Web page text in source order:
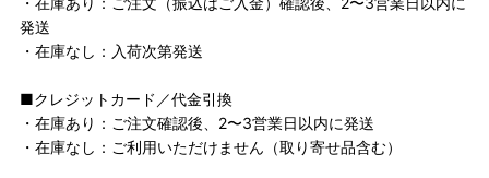
発送
・在庫なし：入荷次第発送
■クレジットカード／代金引換
・在庫あり：ご注文確認後、2〜3営業日以内に発送
・在庫なし：ご利用いただけません（取り寄せ品含む）